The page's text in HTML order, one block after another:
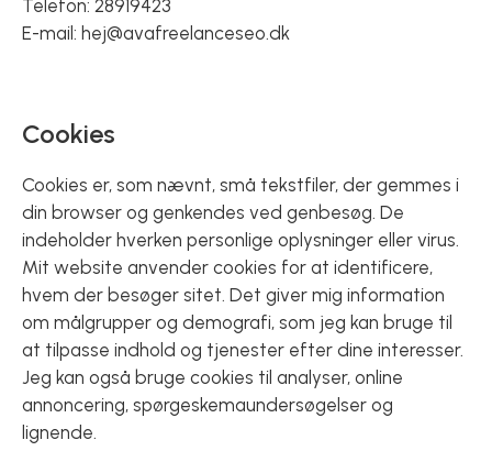
Telefon: 28919423
E-mail: hej@avafreelanceseo.dk
Cookies
Cookies er, som nævnt, små tekstfiler, der gemmes i
din browser og genkendes ved genbesøg. De
indeholder hverken personlige oplysninger eller virus.
Mit website anvender cookies for at identificere,
hvem der besøger sitet. Det giver mig information
om målgrupper og demografi, som jeg kan bruge til
at tilpasse indhold og tjenester efter dine interesser.
Jeg kan også bruge cookies til analyser, online
annoncering, spørgeskemaundersøgelser og
lignende.